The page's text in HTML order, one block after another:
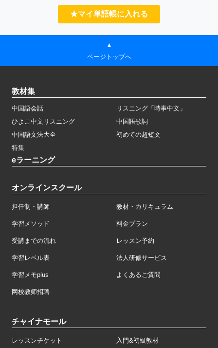
★マイ単語帳に入れる
▲
ページトップへ
教材集
中国語会話
リスニング「時事中文」
ひよこ中文リスニング
中国語歌詞
中国語文法大全
初めての超短文
特集
eラーニング
オンラインスクール
担任制・講師 教材・カリキュラム
学習メソッド 料金プラン
受講までの流れ レッスン予約
学習レベル表 法人研修サービス
学習メモplus よくあるご質問
网校教师招聘
チャイナモール
レッスンチケット 入門&初級教材